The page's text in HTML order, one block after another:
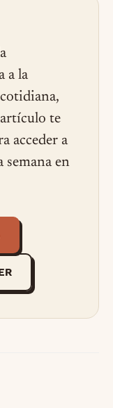
a la
te
acceder a
en